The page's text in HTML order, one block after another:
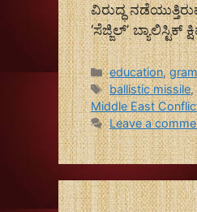
ವಿರುದ್ಧ
‘ಸೆಜ್ಜಿಲ್’
Categories
education,
Tags
ballistic missile,
Middle East
Leave a